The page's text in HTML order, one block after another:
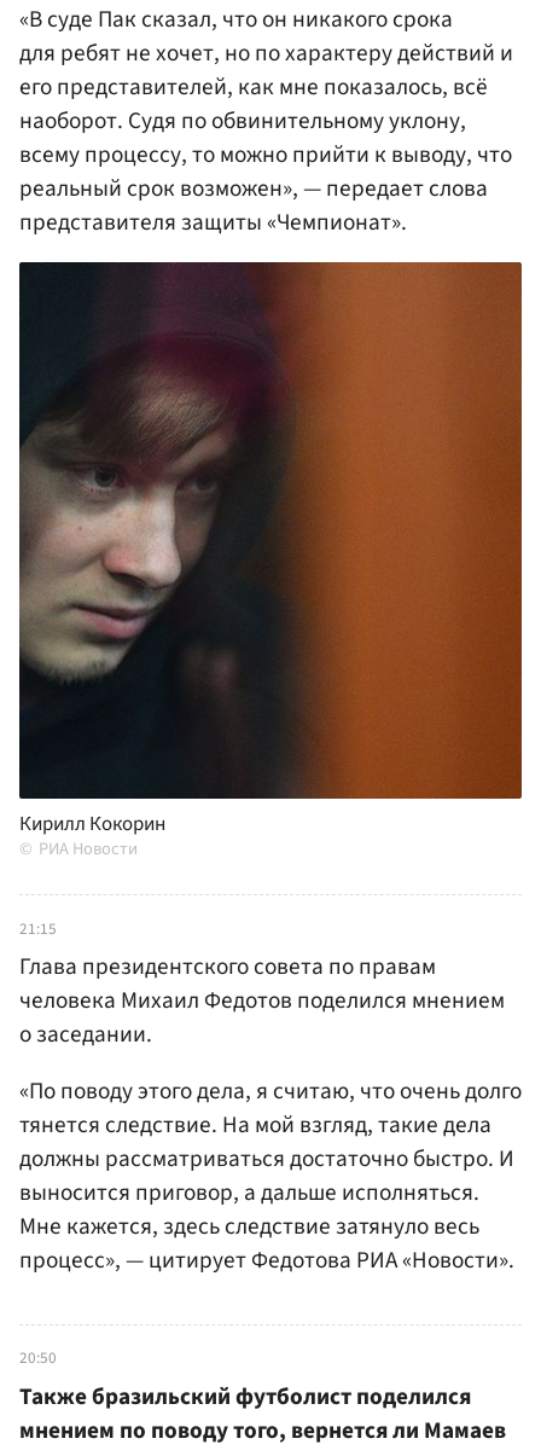
«В суде Пак сказал, что он никакого срока
для ребят не хочет, но по характеру действий и
его представителей, как мне показалось, всё
наоборот. Судя по обвинительному уклону,
всему процессу, то можно прийти к выводу, что
реальный срок возможен», — передает слова
представителя защиты «Чемпионат».
Кирилл Кокорин
РИА Новости
21:15
Глава президентского совета по правам
человека Михаил Федотов поделился мнением
о заседании.
«По поводу этого дела, я считаю, что очень долго
тянется следствие. На мой взгляд, такие дела
должны рассматриваться достаточно быстро. И
выносится приговор, а дальше исполняться.
Мне кажется, здесь следствие затянуло весь
процесс», — цитирует Федотова РИА «Новости».
20:50
Также бразильский футболист поделился
мнением по поводу того, вернется ли Мамаев